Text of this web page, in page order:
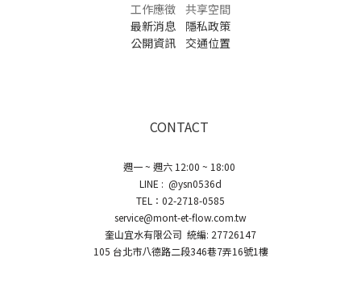
工作應徵 共享空間
最新消息
隱私政策
公開資訊
交通位置
CONTACT
週一 ~ 週六 12:00 ~ 18:00
LINE : @ysn0536d
TEL：02-2718-0585
service@mont-et-flow.com.tw
奎山宜水有限公司 統編: 27726147
105 台北市八德路二段346巷7弄16號1樓